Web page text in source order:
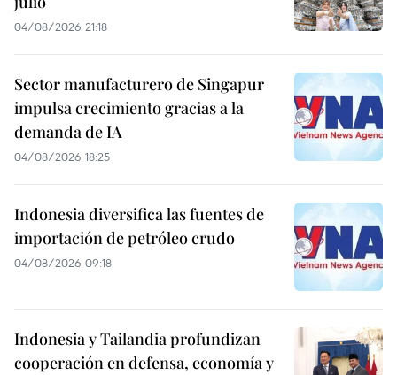
04/08/2026 21:18
Sector manufacturero de Singapur
impulsa crecimiento gracias a la
demanda de IA
04/08/2026 18:25
Indonesia diversifica las fuentes de
importación de petróleo crudo
04/08/2026 09:18
Indonesia y Tailandia profundizan
cooperación en defensa, economía y